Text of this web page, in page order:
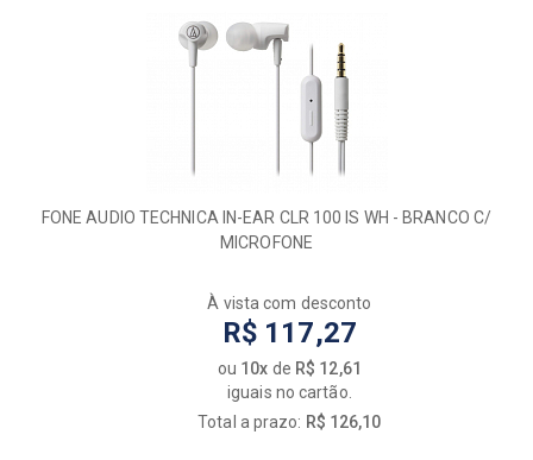
FONE AUDIO TECHNICA IN-EAR CLR 100 IS WH - BRANCO C/
MICROFONE
À vista com desconto
R$ 117,27
ou 10x de R$ 12,61
iguais no cartão.
Total a prazo: R$ 126,10